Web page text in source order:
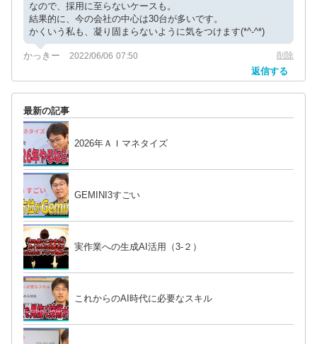
なので、採用に至らないケースも。
結果的に、今の会社の中心は30台が多いです。
かくいう私も、凝り固まらないように気をつけます(*^-^*)
かっきー 2022/06/06 07:50 削除
返信する
最新の記事
2026年ＡＩマネタイズ
GEMINI3すごい
実作業への生成AI活用（3-２）
これからのAI時代に必要なスキル